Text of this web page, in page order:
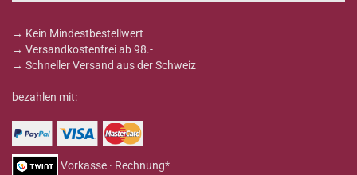
→ Kein Mindestbestellwert
→ Versandkostenfrei ab 98.-
→ Schneller Versand aus der Schweiz
bezahlen mit:
Vorkasse · Rechnung*